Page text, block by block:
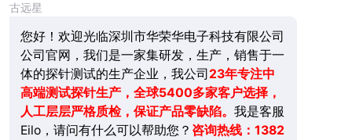
古远星
您好！欢迎光临深圳市华荣华电子科技有限公司
公司官网，我们是一家集研发，生产，销售于一
体的探针测试的生产企业，我公司23年专注中
高端测试探针生产，全球5400多家客户选择，
人工层层严格质检，保证产品零缺陷。 我是客服
Eilo，请问有什么可以帮助您？ 咨询热线：1382